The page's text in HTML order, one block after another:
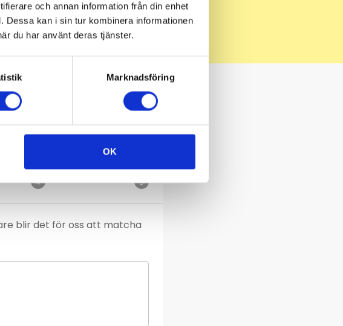
och annan information från din enhet
Dessa kan i sin tur kombinera informationen
du har använt deras tjänster.
Marknadsföring
OK